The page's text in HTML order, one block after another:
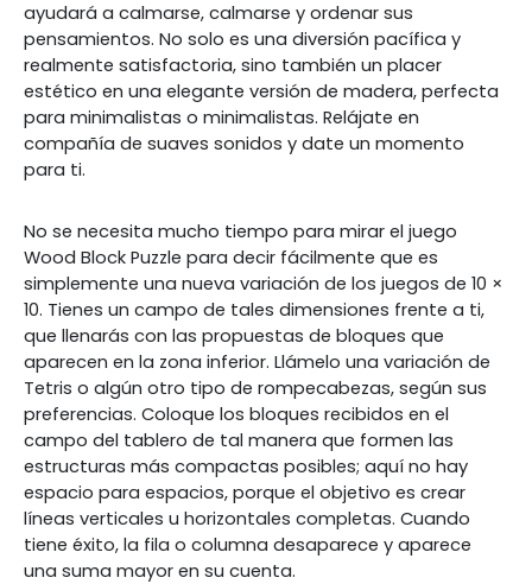
ayudará a calmarse, calmarse y ordenar sus
pensamientos. No solo es una diversión pacífica y
realmente satisfactoria, sino también un placer
estético en una elegante versión de madera, perfecta
para minimalistas o minimalistas. Relájate en
compañía de suaves sonidos y date un momento
para ti.
No se necesita mucho tiempo para mirar el juego
Wood Block Puzzle para decir fácilmente que es
simplemente una nueva variación de los juegos de 10 ×
10. Tienes un campo de tales dimensiones frente a ti,
que llenarás con las propuestas de bloques que
aparecen en la zona inferior. Llámelo una variación de
Tetris o algún otro tipo de rompecabezas, según sus
preferencias. Coloque los bloques recibidos en el
campo del tablero de tal manera que formen las
estructuras más compactas posibles; aquí no hay
espacio para espacios, porque el objetivo es crear
líneas verticales u horizontales completas. Cuando
tiene éxito, la fila o columna desaparece y aparece
una suma mayor en su cuenta.